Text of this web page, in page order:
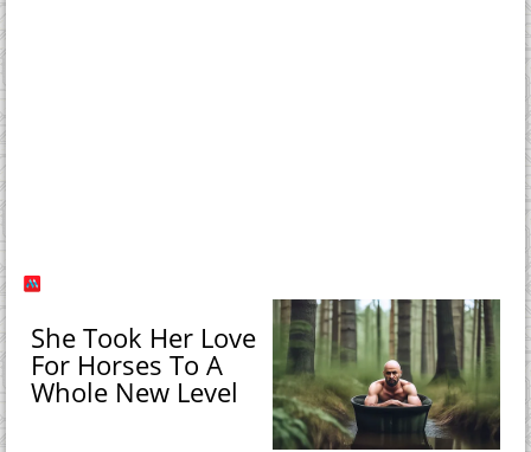
She Took Her Love
For Horses To A
Whole New Level